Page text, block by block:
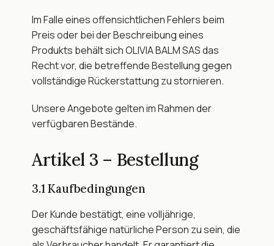
Im Falle eines offensichtlichen Fehlers beim
Preis oder bei der Beschreibung eines
Produkts behält sich OLIVIA BALM SAS das
Recht vor, die betreffende Bestellung gegen
vollständige Rückerstattung zu stornieren.
Unsere Angebote gelten im Rahmen der
verfügbaren Bestände.
Artikel 3 – Bestellung
3.1 Kaufbedingungen
Der Kunde bestätigt, eine volljährige,
geschäftsfähige natürliche Person zu sein, die